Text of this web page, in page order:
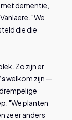
dementie,
"We
die die
Zo zijn er
welkom zijn —
"We planten
ze er anders